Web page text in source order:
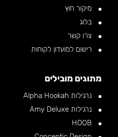
מיקור חוץ
בלוג
צרו קשר
רישום למועדון לקוחות
מתוגים מובילים
נרגילות Alpha Hookah
נרגילות Amy Deluxe